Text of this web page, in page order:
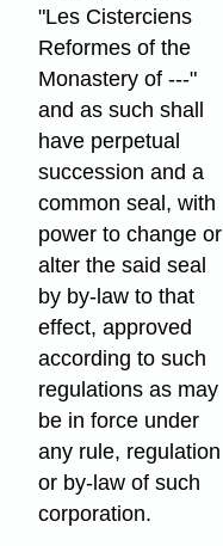
"Les Cisterciens
Reformes of the
Monastery of ---"
and as such shall
have perpetual
succession and a
common seal, with
power to change or
alter the said seal
by by-law to that
effect, approved
according to such
regulations as may
be in force under
any rule, regulation
or by-law of such
corporation.